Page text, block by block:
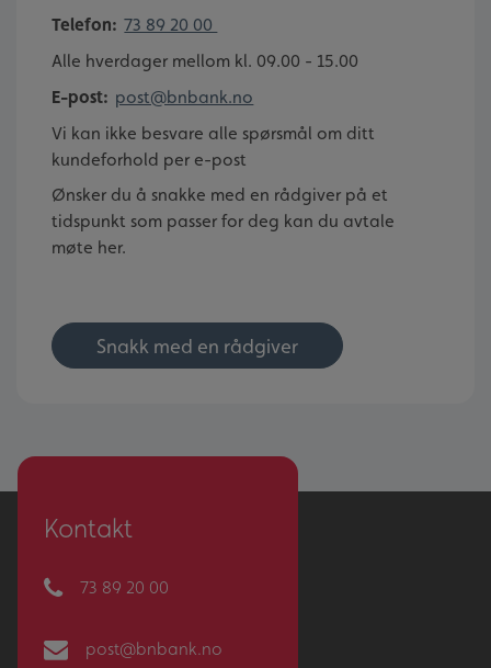
Telefon: 73 89 20 00
Alle hverdager mellom kl. 09.00 - 15.00
E-post: post@bnbank.no
Vi kan ikke besvare alle spørsmål om ditt
kundeforhold per e-post
Ønsker du å snakke med en rådgiver på et
tidspunkt som passer for deg kan du avtale
møte her.
Snakk med en rådgiver
Kontakt
73 89 20 00
post@bnbank.no